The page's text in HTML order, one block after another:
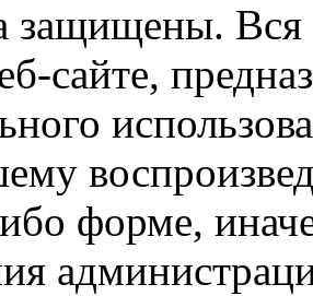
защищены.
сайте,
форме,